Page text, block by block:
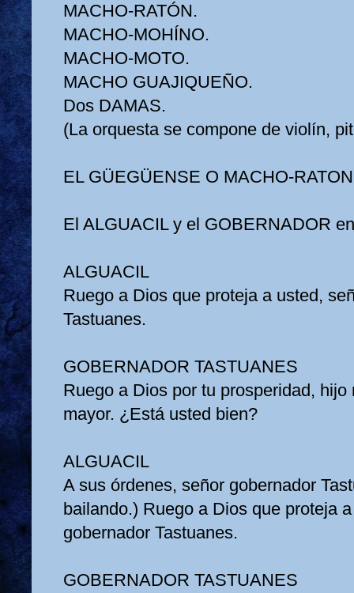
MACHO-RATÓN.
MACHO-MOHÍNO.
MACHO-MOTO.
MACHO GUAJIQUEÑO.
Dos DAMAS.
(La orquesta se compone de violín,
EL GÜEGÜENSE O MACHO-
El ALGUACIL y el GOBERNADOR
ALGUACIL
Ruego a Dios que proteja a usted,
Tastuanes.
GOBERNADOR TASTUANES
Ruego a Dios por tu prosperidad,
mayor. ¿Está usted bien?
ALGUACIL
A sus órdenes, señor gobernador
bailando.) Ruego a Dios que proteja
gobernador Tastuanes.
GOBERNADOR TASTUANES